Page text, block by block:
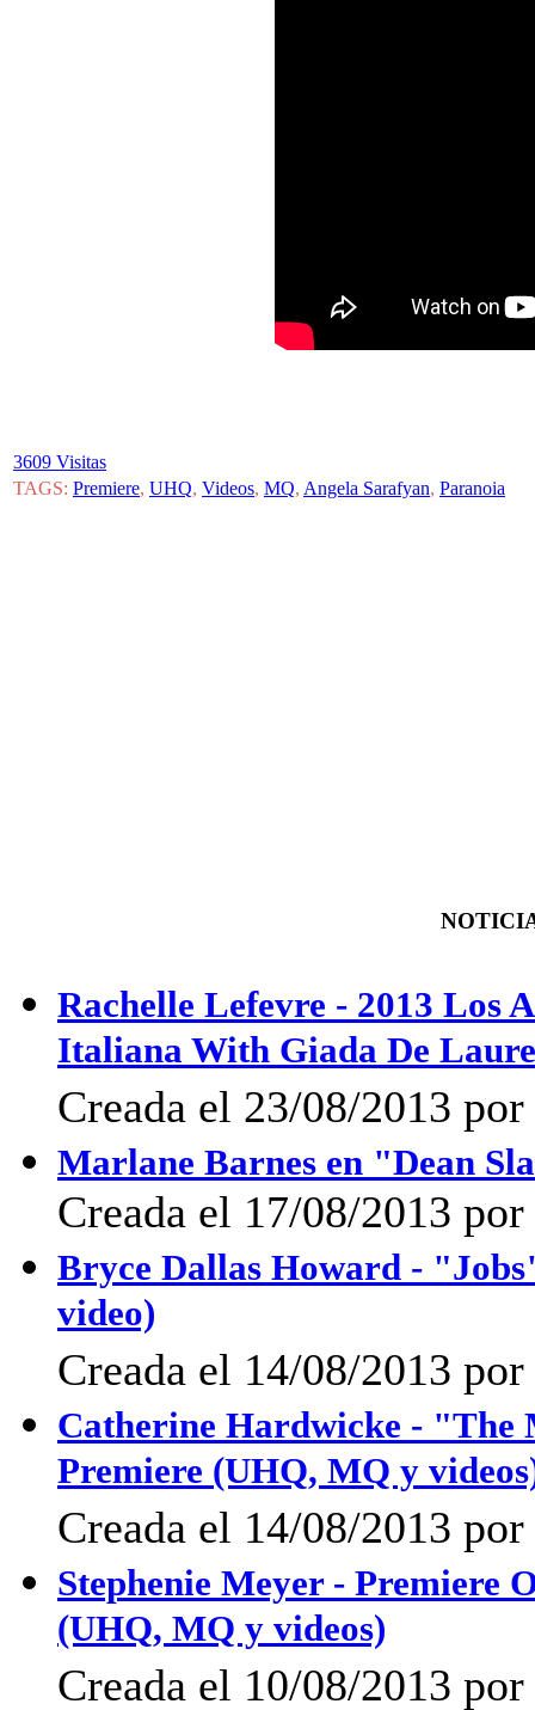
3609 Visitas
TAGS: Premiere, UHQ, Videos, MQ, Angela Sarafyan, Paranoia
Rachelle Lefevre - 2013 Los
Italiana With Giada De
Creada el 23/08/2013
Marlane Barnes en "Dean
Creada el 17/08/2013
Bryce Dallas Howard -
video)
Creada el 14/08/2013
Catherine Hardwicke -
Premiere (UHQ, MQ y
Creada el 14/08/2013
Stephenie Meyer - Premiere
(UHQ, MQ y videos)
Creada el 10/08/2013